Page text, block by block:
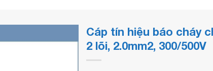
Cáp tín hiệu báo cháy
2 lõi, 2.0mm2, 300/500V